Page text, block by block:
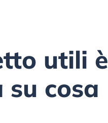
utili è
cosa